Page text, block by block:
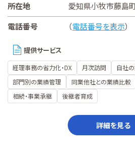
所在地
愛知県小牧市藤島
電話番号
（電話番号を表示）
提供サービス
経理事務の省力化・DX 月次訪問
自社
部門別の業績管理
同業他社との業績比較
相続・事業承継
後継者育成
詳細を見る